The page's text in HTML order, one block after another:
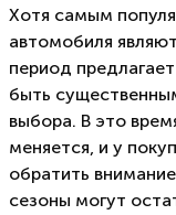
Хотя самым
автомобиля
период
быть
выбора. В это
меняется, и у
обратить
сезоны могут